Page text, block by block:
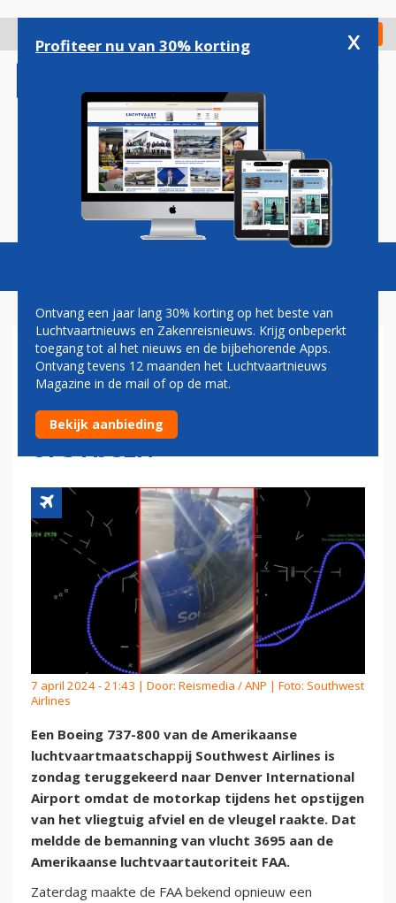
gaan
Check in
Magazine Podcasts Vacatures
BOEING 737-800 VAN
SOUTHWEST VERLIEST DEEL
MOTOR-COVER TIJDENS
OPSTIJGEN
7 april 2024 - 21:43 | Door: Reismedia / ANP | Foto: Southwest
Airlines
Een Boeing 737-800 van de Amerikaanse
luchtvaartmaatschappij Southwest Airlines is
zondag teruggekeerd naar Denver International
Airport omdat de motorkap tijdens het opstijgen
van het vliegtuig afviel en de vleugel raakte. Dat
meldde de bemanning van vlucht 3695 aan de
Amerikaanse luchtvaartautoriteit FAA.
Zaterdag maakte de FAA bekend opnieuw een
Profiteer nu van 30% korting x
Ontvang een jaar lang 30% korting op het beste van
Luchtvaartnieuws en Zakenreisnieuws. Krijg onbeperkt
toegang tot al het nieuws en de bijbehorende Apps.
Ontvang tevens 12 maanden het Luchtvaartnieuws
Magazine in de mail of op de mat.
Bekijk aanbieding